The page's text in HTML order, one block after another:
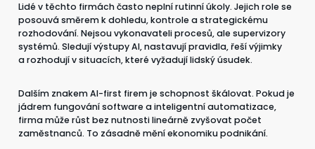
Lidé v těchto firmách často neplní rutinní úkoly. Jejich role se
posouvá směrem k dohledu, kontrole a strategickému
rozhodování. Nejsou vykonavateli procesů, ale supervizory
systémů. Sledují výstupy AI, nastavují pravidla, řeší výjimky
a rozhodují v situacích, které vyžadují lidský úsudek.
Dalším znakem AI-first firem je schopnost škálovat. Pokud je
jádrem fungování software a inteligentní automatizace,
firma může růst bez nutnosti lineárně zvyšovat počet
zaměstnanců. To zásadně mění ekonomiku podnikání.